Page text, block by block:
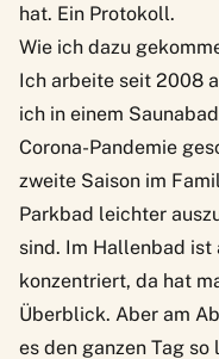
hat. Ein Protokoll.
Wie ich dazu
Ich arbeite seit 2008
ich in einem
Corona-Pandemie
zweite Saison im
Parkbad leichter
sind. Im Hallenbad ist
konzentriert, da hat
Überblick. Aber am
es den ganzen Tag so